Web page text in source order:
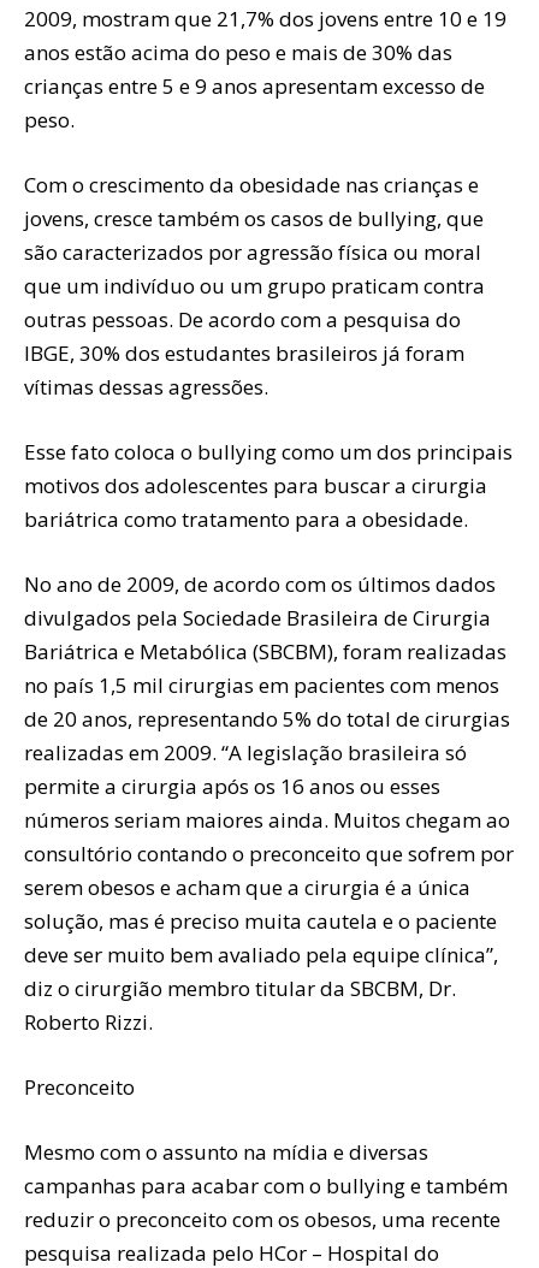
2009, mostram que 21,7% dos jovens entre 10 e 19
anos estão acima do peso e mais de 30% das
crianças entre 5 e 9 anos apresentam excesso de
peso.
Com o crescimento da obesidade nas crianças e
jovens, cresce também os casos de bullying, que
são caracterizados por agressão física ou moral
que um indivíduo ou um grupo praticam contra
outras pessoas. De acordo com a pesquisa do
IBGE, 30% dos estudantes brasileiros já foram
vítimas dessas agressões.
Esse fato coloca o bullying como um dos principais
motivos dos adolescentes para buscar a cirurgia
bariátrica como tratamento para a obesidade.
No ano de 2009, de acordo com os últimos dados
divulgados pela Sociedade Brasileira de Cirurgia
Bariátrica e Metabólica (SBCBM), foram realizadas
no país 1,5 mil cirurgias em pacientes com menos
de 20 anos, representando 5% do total de cirurgias
realizadas em 2009. “A legislação brasileira só
permite a cirurgia após os 16 anos ou esses
números seriam maiores ainda. Muitos chegam ao
consultório contando o preconceito que sofrem por
serem obesos e acham que a cirurgia é a única
solução, mas é preciso muita cautela e o paciente
deve ser muito bem avaliado pela equipe clínica”,
diz o cirurgião membro titular da SBCBM, Dr.
Roberto Rizzi.
Preconceito
Mesmo com o assunto na mídia e diversas
campanhas para acabar com o bullying e também
reduzir o preconceito com os obesos, uma recente
pesquisa realizada pelo HCor – Hospital do